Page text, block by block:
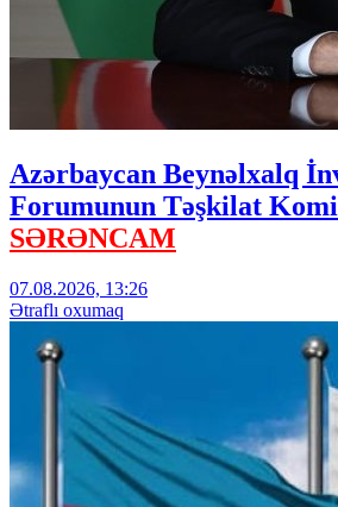
Azərbaycan Beynəlxalq
Forumunun Təşkilat
SƏRƏNCAM
07.08.2026, 13:26
Ətraflı oxumaq